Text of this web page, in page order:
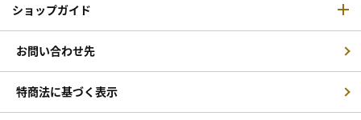
ショップガイド
お問い合わせ先
特商法に基づく表示